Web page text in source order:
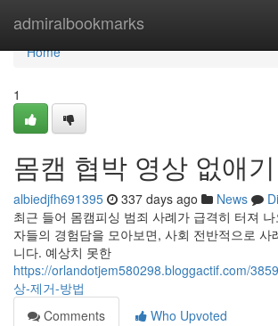
admiralbookmarks
Home
Home
1
몸캠 협박 영상 없애기
albiedjfh691395 337 days ago News
최근 들어 몸캠피싱 범죄 사례가 급격히 터져
자들의 경험담을 모아보면, 사회 전반적으로 사
니다. 예상치 못한
https://orlandotjem580298.bloggactif.com/
상-제거-방법
Comments
Who Upvoted